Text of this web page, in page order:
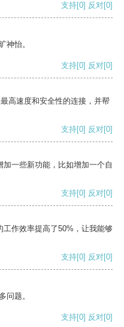
支持[0] 反对[0]
神怡。
支持[0] 反对[0]
高速度和安全性的连接，并帮
支持[0] 反对[0]
一些新功能，比如增加一个自
支持[0] 反对[0]
作效率提高了50%，让我能够
支持[0] 反对[0]
问题。
支持[0] 反对[0]